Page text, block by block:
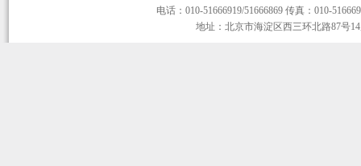
电话：010-51666919/51666869 传真：010-
地址：北京市海淀区西三环北路87号